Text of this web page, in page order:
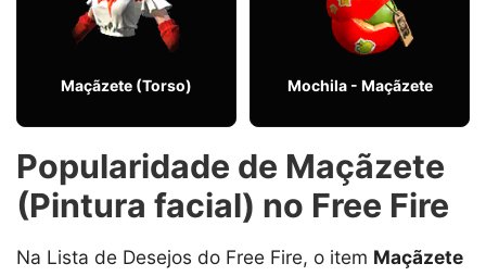
Maçãzete (Torso) Mochila - Maçãzete
Popularidade de Maçãzete
(Pintura facial) no Free Fire
Na Lista de Desejos do Free Fire, o item Maçãzete